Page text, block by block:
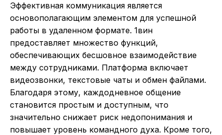
Эффективная коммуникация является
основополагающим элементом для успешной
работы в удаленном формате. 1вин
предоставляет множество функций,
обеспечивающих бесшовное взаимодействие
между сотрудниками. Платформа включает
видеозвонки, текстовые чаты и обмен файлами.
Благодаря этому, каждодневное общение
становится простым и доступным, что
значительно снижает риск недопонимания и
повышает уровень командного духа. Кроме того,